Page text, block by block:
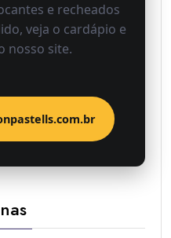
e recheados
veja o cardápio e
nosso site.